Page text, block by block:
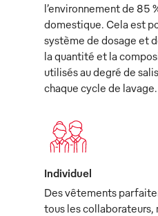
l’environnement de 85
domestique. Cela est
système de dosage et
la quantité et la
utilisés au degré de
chaque cycle de lavage.
Individuel
Des vêtements
tous les collaborateurs,